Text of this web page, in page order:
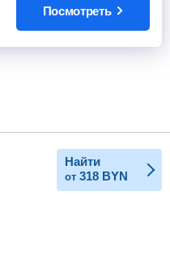
Посмотреть
Найти
от 318 BYN